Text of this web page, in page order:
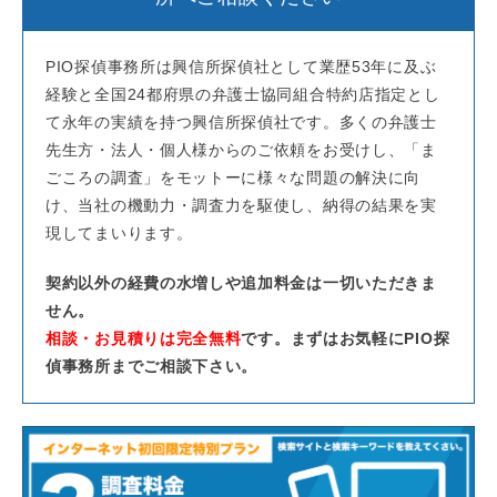
PIO探偵事務所は興信所探偵社として業歴53年に及ぶ
経験と全国24都府県の弁護士協同組合特約店指定とし
て永年の実績を持つ興信所探偵社です。多くの弁護士
先生方・法人・個人様からのご依頼をお受けし、「ま
ごころの調査」をモットーに様々な問題の解決に向
け、当社の機動力・調査力を駆使し、納得の結果を実
現してまいります。
契約以外の経費の水増しや追加料金は一切いただきま
せん。
相談・お見積りは完全無料です。まずはお気軽にPIO探
偵事務所までご相談下さい。